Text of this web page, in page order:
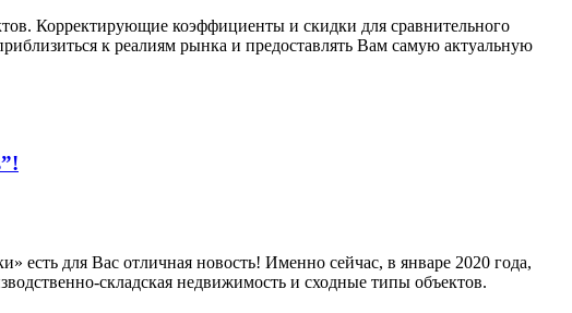
Корректирующие коэффициенты и скидки для сравнительного
к реалиям рынка и предоставлять Вам самую актуальную
для Вас отличная новость! Именно сейчас, в январе 2020 года,
складская недвижимость и сходные типы объектов.